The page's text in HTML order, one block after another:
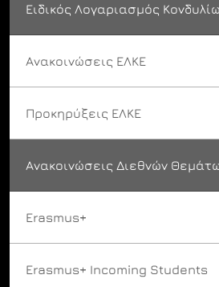
Ειδικός Λογαριασμός
Ανακοινώσεις ΕΛΚΕ
Προκηρύξεις ΕΛΚΕ
Ανακοινώσεις Διεθνών
Erasmus+
Erasmus+ Incoming Students